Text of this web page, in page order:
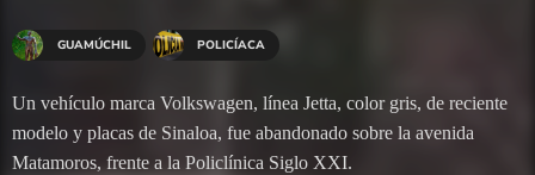
GUAMÚCHIL POLICÍACA
Un vehículo marca Volkswagen, línea Jetta, color gris, de reciente
modelo y placas de Sinaloa, fue abandonado sobre la avenida
Matamoros, frente a la Policlínica Siglo XXI.